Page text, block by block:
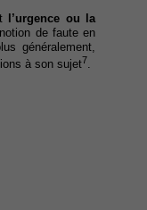
l’urgence ou la
de faute en
généralement,
à son sujet7